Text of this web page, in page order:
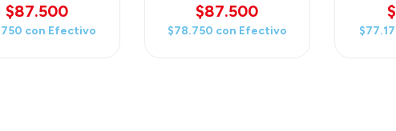
$87.500
con Efectivo
$87.500
$78.750 con Efectivo